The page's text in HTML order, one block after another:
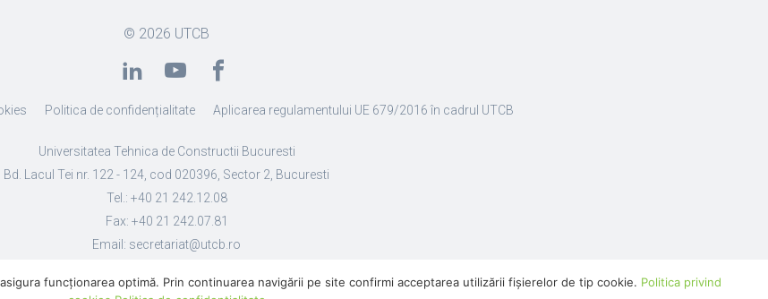
© 2026 UTCB
Politica de confidențialitate Aplicarea regulamentului UE 679/2016 în cadrul UTCB
Universitatea Tehnica de Constructii Bucuresti
Bd. Lacul Tei nr. 122 - 124, cod 020396, Sector 2, Bucuresti
Tel.: +40 21 242.12.08
Fax: +40 21 242.07.81
Email: secretariat@utcb.ro
Designed by Live Design
funcționarea optimă. Prin continuarea navigării pe site confirmi acceptarea utilizării fişierelor de tip cookie. Politica privind